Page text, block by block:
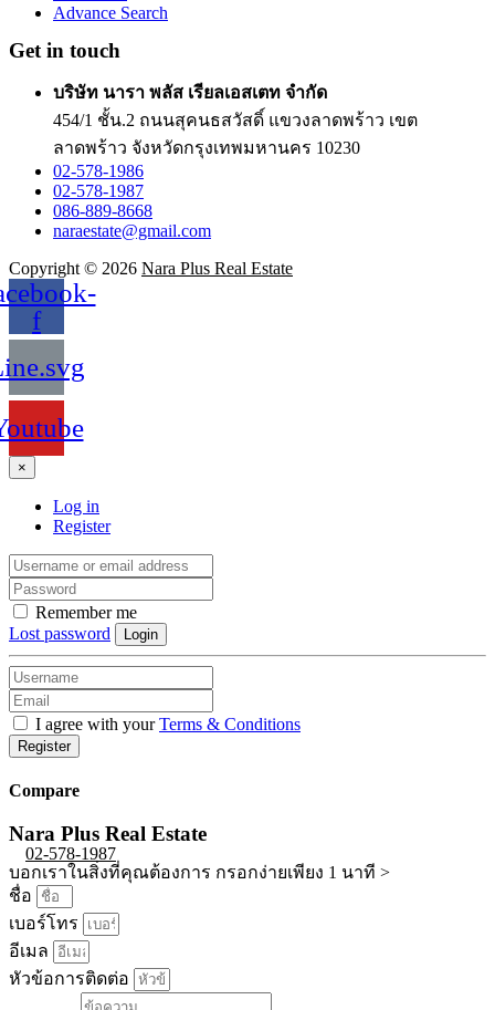
Advance Search
Get in touch
บริษัท นารา พลัส เรียลเอสเตท จำกัด
454/1 ชั้น.2 ถนนสุคนธสวัสดิ์ แขวงลาดพร้าว เขต
ลาดพร้าว จังหวัดกรุงเทพมหานคร 10230
02-578-1986
02-578-1987
086-889-8668
naraestate@gmail.com
Copyright © 2026 Nara Plus Real Estate
f
×
Log in
Register
Remember me
Lost password
Login
I agree with yourTerms & Conditions
Register
Compare
Nara Plus Real Estate
02-578-1987
บอกเราในสิ่งที่คุณต้องการ กรอกง่ายเพียง 1 นาที >
ชื่อ
เบอร์โทร
อีเมล
หัวข้อการติดต่อ